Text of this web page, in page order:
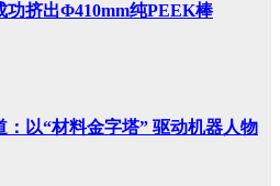
功挤出Φ410mm纯PEEK棒
以“材料金字塔” 驱动机器人物